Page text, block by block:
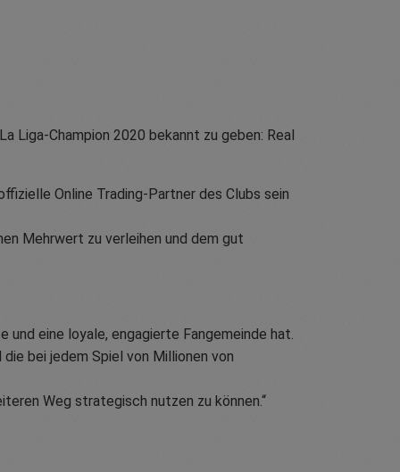
Champion 2020 bekannt zu geben: Real
Online Trading-Partner des Clubs sein
Mehrwert zu verleihen und dem gut
eine loyale, engagierte Fangemeinde hat.
bei jedem Spiel von Millionen von
Weg strategisch nutzen zu können.“